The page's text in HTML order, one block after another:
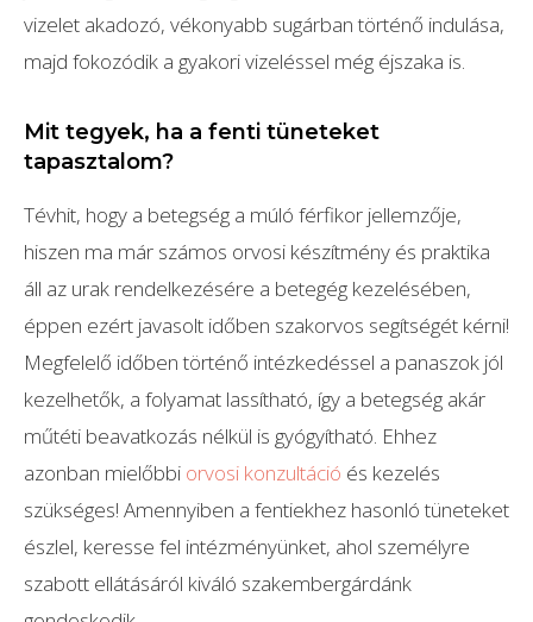
vizelet akadozó, vékonyabb sugárban történő indulása,
majd fokozódik a gyakori vizeléssel még éjszaka is.
Mit tegyek, ha a fenti tüneteket
tapasztalom?
Tévhit, hogy a betegség a múló férfikor jellemzője,
hiszen ma már számos orvosi készítmény és praktika
áll az urak rendelkezésére a betegég kezelésében,
éppen ezért javasolt időben szakorvos segítségét kérni!
Megfelelő időben történő intézkedéssel a panaszok jól
kezelhetők, a folyamat lassítható, így a betegség akár
műtéti beavatkozás nélkül is gyógyítható. Ehhez
azonban mielőbbi orvosi konzultáció és kezelés
szükséges! Amennyiben a fentiekhez hasonló tüneteket
észlel, keresse fel intézményünket, ahol személyre
szabott ellátásáról kiváló szakembergárdánk